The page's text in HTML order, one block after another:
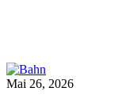
Mai 26, 2026